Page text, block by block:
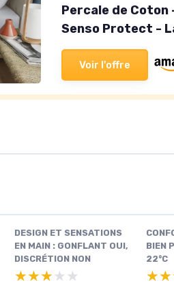
Percale de
Senso Protect -
Voir l'offre
DESIGN ET SENSATIONS
EN MAIN : GONFLANT OUI,
DISCRÉTION NON
★★★★★
★★★★★
BIEN
22°C